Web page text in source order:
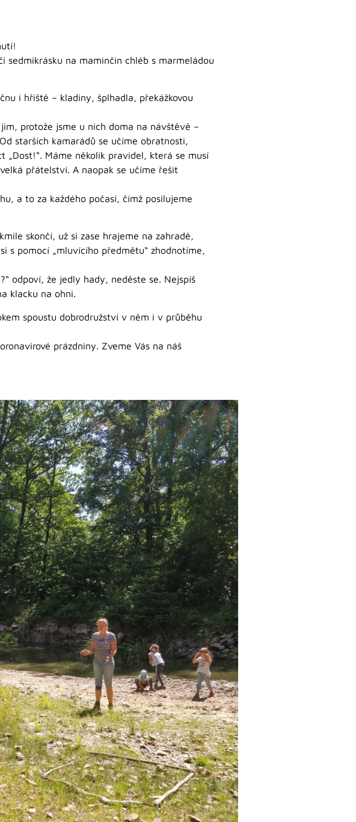
na maminčin chléb s marmeládou
i hřiště – kladiny, šplhadla, překážkovou
protože jsme u nich doma na návštěvě –
starších kamarádů se učíme obratnosti,
Máme několik pravidel, která se musí
přátelství. A naopak se učíme řešit
a to za každého počasí, čímž posilujeme
skončí, už si zase hrajeme na zahradě,
s pomocí „mluvícího předmětu“ zhodnotíme,
odpoví, že jedly hady, neděste se. Nejspíš
klacku na ohni.
spoustu dobrodružství v něm i v průběhu
prázdniny. Zveme Vás na náš